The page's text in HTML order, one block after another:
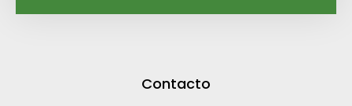
Contacto